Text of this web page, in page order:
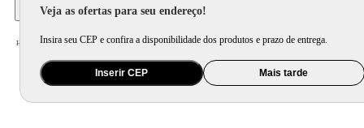
Veja as ofertas para seu endereço!
Insira seu CEP e confira a disponibilidade dos produtos e prazo de entrega.
Inserir CEP Mais tarde
Home Móveis e Decoração / Móveis para Sala de Jantar / Banco e Banqueta